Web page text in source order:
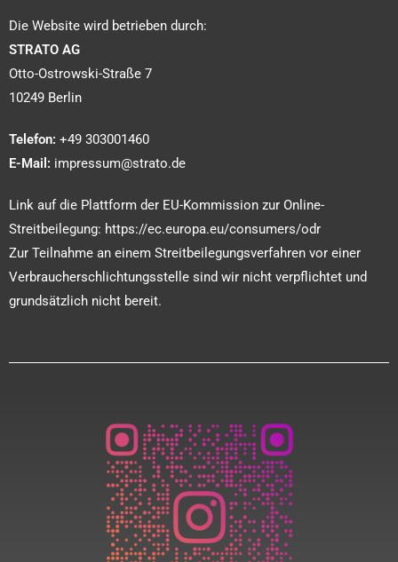
Die Website wird betrieben durch:
STRATO AG
Otto-Ostrowski-Straße 7
10249 Berlin
Telefon: +49 303001460
E-Mail: impressum@strato.de
Link auf die Plattform der EU-Kommission zur Online-
Streitbeilegung: https://ec.europa.eu/consumers/odr
Zur Teilnahme an einem Streitbeilegungsverfahren vor einer
Verbraucherschlichtungsstelle sind wir nicht verpflichtet und
grundsätzlich nicht bereit.